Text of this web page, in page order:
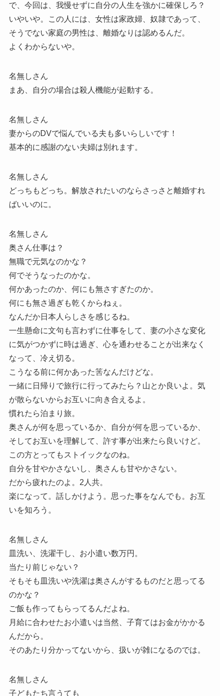
で、今回は、我慢せずに自分の人生を強かに確保しろ？
いやいや。この人には、女性は家政婦、奴隷であって、
そうでない家庭の男性は、離婚なりは認めるんだ。
よくわからないや。
名無しさん
まあ、自分の場合は殺人機能が起動する。
名無しさん
妻からのDVで悩んでいる夫も多いらしいです！
基本的に感謝のない夫婦は別れます。
名無しさん
どっちもどっち。解放されたいのならさっさと離婚すれ
ばいいのに。
名無しさん
奥さん仕事は？
無職で元気なのかな？
何でそうなったのかな。
何かあったのか、何にも無さすぎたのか。
何にも無さ過ぎも乾くからねぇ。
なんだか日本人らしさを感じるね。
一生懸命に文句も言わずに仕事をして、妻の小さな変化
に気がつかずに時は過ぎ、心を通わせることが出来なく
なって、冷え切る。
こうなる前に何かあった筈なんだけどな。
一緒に日帰りで旅行に行ってみたら？山とか良いよ。気
が散らないからお互いに向き合えるよ。
慣れたら泊まり旅。
奥さんが何を思っているか、自分が何を思っているか、
そしてお互いを理解して、許す事が出来たら良いけど。
この方とってもストイックなのね。
自分を甘やかさないし、奥さんも甘やかさない。
だから疲れたのよ。2人共。
楽になって。話しかけよう。思った事をなんでも。お互
いを知ろう。
名無しさん
皿洗い、洗濯干し、お小遣い数万円。
当たり前じゃない？
そもそも皿洗いや洗濯は奥さんがするものだと思ってる
のかな？
ご飯も作ってもらってるんだよね。
月給に合わせたお小遣いは当然、子育てはお金がかかる
んだから。
そのあたり分かってないから、扱いが雑になるのでは。
名無しさん
子どもたち言うても